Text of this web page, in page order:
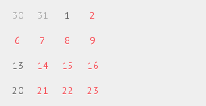
30 31 1 2
6 7 8 9
13 14 15 16
20 21 22 23